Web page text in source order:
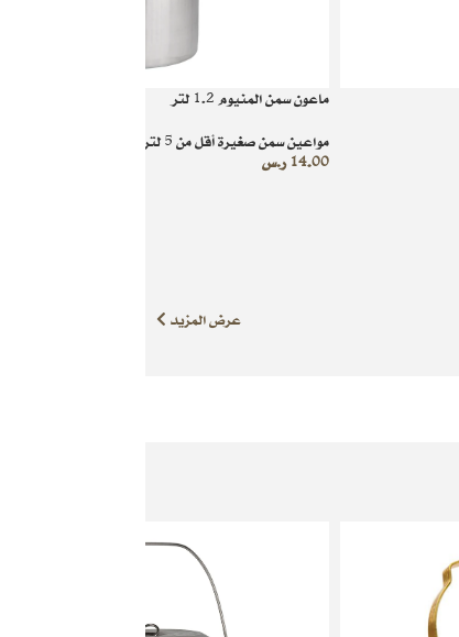
ماعون سمن المنيوم 1.2 لتر
مواعين سمن صغيرة أقل من 5 لتر
14.00 ر.س
عرض المزيد